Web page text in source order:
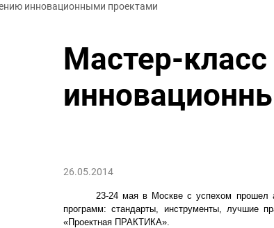
инновационными проектами
Мастер-
26.05.2014
23-24 мая в Москве с успехом прошел
программ: стандарты, инструменты, лучшие
«Проектная ПРАКТИКА».